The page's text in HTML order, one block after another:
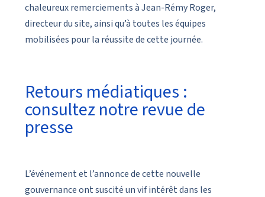
chaleureux remerciements à Jean-Rémy Roger,
directeur du site, ainsi qu’à toutes les équipes
mobilisées pour la réussite de cette journée.
Retours médiatiques :
consultez notre revue de
presse
L’événement et l’annonce de cette nouvelle
gouvernance ont suscité un vif intérêt dans les